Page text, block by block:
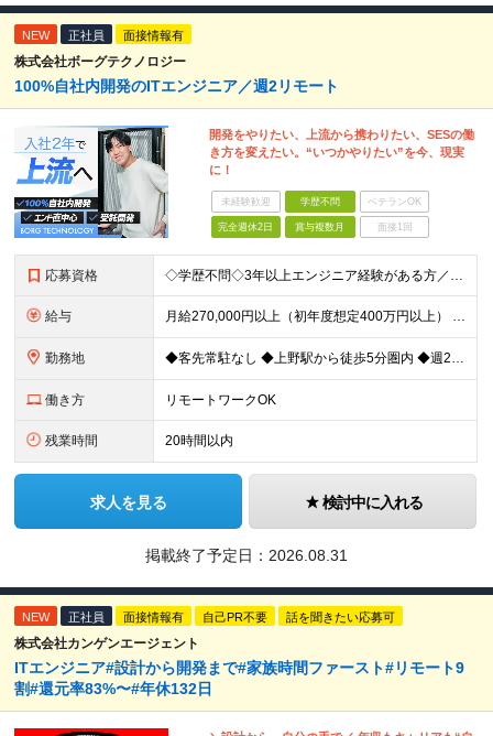
NEW 正社員 面接情報有
株式会社ボーグテクノロジー
100%自社内開発のITエンジニア／週2リモート
開発をやりたい、上流から携わりたい、SESの働
き方を変えたい。“いつかやりたい”を今、現実
に！
未経験歓迎 学歴不問 ベテランOK
完全週休2日 賞与複数月 面接1回
応募資格 ◇学歴不問◇3年以上エンジニア経験がある方／人柄重視の採用です 必須条件―MUST― ■3年以上エンジニア経験がある方 ■C#、Java、Node.js、VB.NETを使った実務経験がある方 《
給与 月給270,000円以上（初年度想定400万円以上） ※ご経験やスキル、前職給等を考慮して給与額を決定します。 ※試用期間は3ヶ月間となります。期間中の待遇に変更はありません。 ★社員の昇給率はほ
勤務地 ◆客先常駐なし ◆上野駅から徒歩5分圏内 ◆週2回のリモートワーク実施中 ◆転勤なし 上野の各オフィスでの勤務となります。 ￣￣￣￣￣￣￣￣￣￣￣￣￣￣￣￣￣ ＜本社＞ 東京都台東区上野7-2-8
働き方 リモートワークOK
残業時間 20時間以内
求人を見る 検討中に入れる
掲載終了予定日： 2026.08.31
NEW 正社員 面接情報有 自己PR不要 話を聞きたい応募可
株式会社カンゲンエージェント
ITエンジニア#設計から開発まで#家族時間ファースト#リモート9
割#還元率83%〜#年休132日